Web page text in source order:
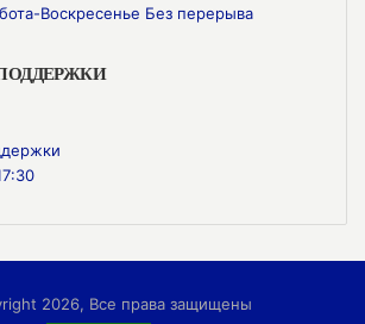
Воскресенье Без перерыва
2026, Все права защищены